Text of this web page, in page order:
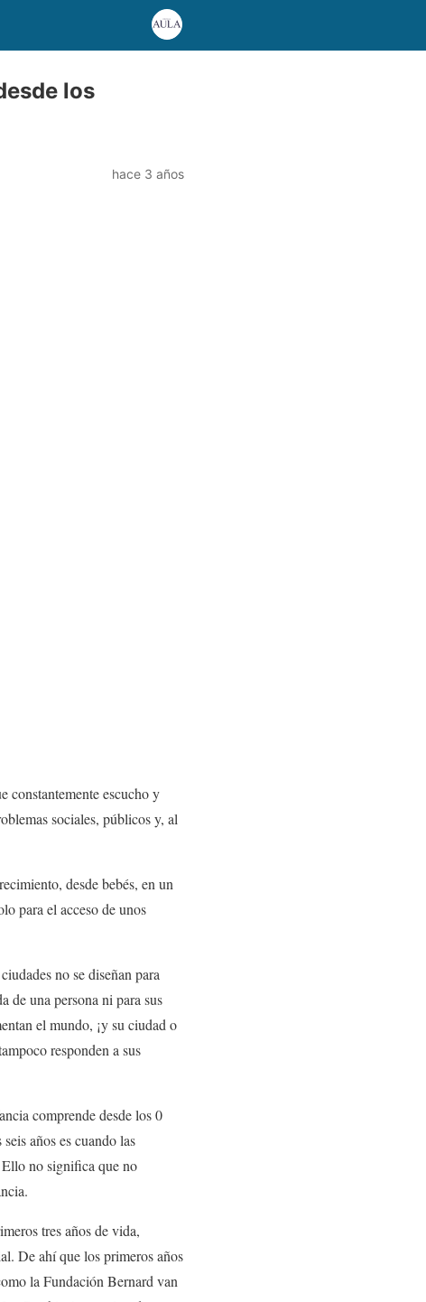
los
hace 3 años
constantemente escucho y
sociales, públicos y, al
desde bebés, en un
para el acceso de unos
no se diseñan para
de una persona ni para sus
el mundo, ¡y su ciudad o
responden a sus
comprende desde los 0
años es cuando las
Ello no significa que no
tres años de vida,
De ahí que los primeros años
la Fundación Bernard van